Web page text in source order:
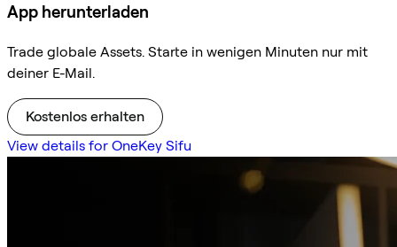
App herunterladen
Trade globale Assets. Starte in wenigen Minuten nur mit
deiner E-Mail.
Kostenlos erhalten
View details for OneKey Sifu